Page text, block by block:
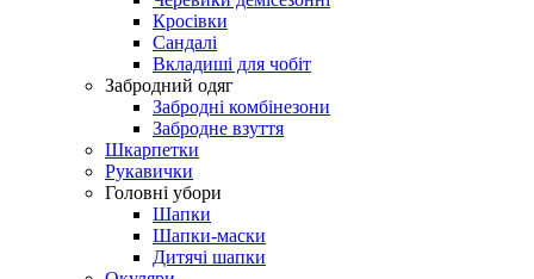
Кросівки
Сандалі
Вкладиші для чобіт
Забродний одяг
Забродні комбінезони
Забродне взуття
Шкарпетки
Рукавички
Головні убори
Шапки
Шапки-маски
Дитячі шапки